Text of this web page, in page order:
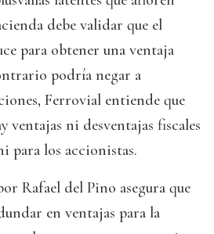
debe validar que el
para obtener una ventaja
podría negar a
Ferrovial entiende que
ventajas ni desventajas fiscales
para los accionistas.
Rafael del Pino asegura que
en ventajas para la